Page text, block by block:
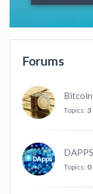
Forums
Topics: 3
DAPPS
Topics: 0